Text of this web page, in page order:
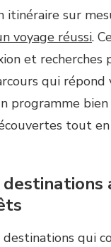
itinéraire sur
voyage réussi.
et recherches
qui répond
programme
tout
destinations
destinations qui